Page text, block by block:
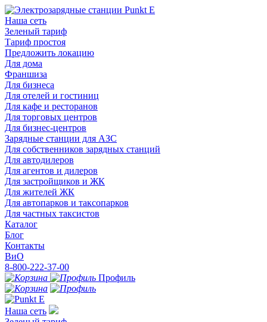
Наша сеть
Зеленый тариф
Тариф простоя
Предложить локацию
Для дома
Франшиза
Для бизнеса
Для отелей и гостиниц
Для кафе и ресторанов
Для торговых центров
Для бизнес-центров
Зарядные станции для АЗС
Для собственников зарядных станций
Для автодилеров
Для агентов и дилеров
Для застройщиков и ЖК
Для жителей ЖК
Для автопарков и таксопарков
Для частных таксистов
Каталог
Блог
Контакты
ВиО
8-800-222-37-00
Профиль
Наша сеть